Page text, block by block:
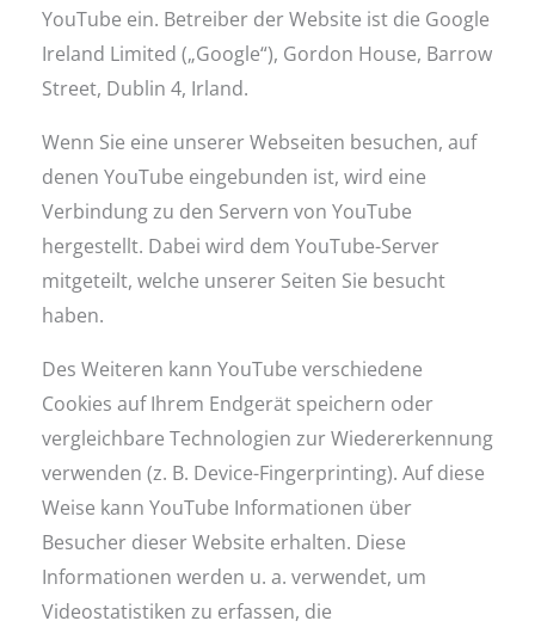
YouTube ein. Betreiber der Website ist die Google
Ireland Limited („Google“), Gordon House, Barrow
Street, Dublin 4, Irland.
Wenn Sie eine unserer Webseiten besuchen, auf
denen YouTube eingebunden ist, wird eine
Verbindung zu den Servern von YouTube
hergestellt. Dabei wird dem YouTube-Server
mitgeteilt, welche unserer Seiten Sie besucht
haben.
Des Weiteren kann YouTube verschiedene
Cookies auf Ihrem Endgerät speichern oder
vergleichbare Technologien zur Wiedererkennung
verwenden (z. B. Device-Fingerprinting). Auf diese
Weise kann YouTube Informationen über
Besucher dieser Website erhalten. Diese
Informationen werden u. a. verwendet, um
Videostatistiken zu erfassen, die